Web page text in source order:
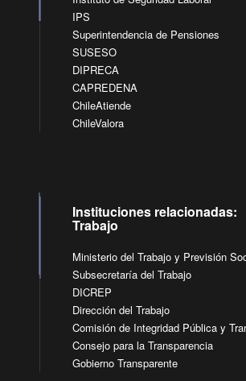
IPS
Superintendencia de Pensiones
SUSESO
DIPRECA
CAPREDENA
ChileAtiende
ChileValora
Instituciones relacionadas:
Trabajo
Ministerio del Trabajo y Previsión
Subsecretaría del Trabajo
DICREP
Dirección del Trabajo
Comisión de Integridad Pública y
Consejo para la Transparencia
Gobierno Transparente